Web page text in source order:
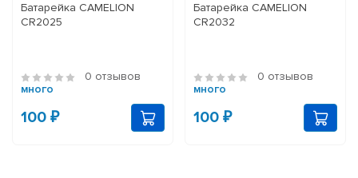
Батарейка CAMELION
CR2025
0 отзывов
много
100 ₽
Батарейка CAMELION
CR2032
0 отзывов
много
100 ₽